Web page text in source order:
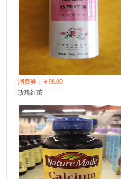
消费券：￥98.00
玫瑰红茶